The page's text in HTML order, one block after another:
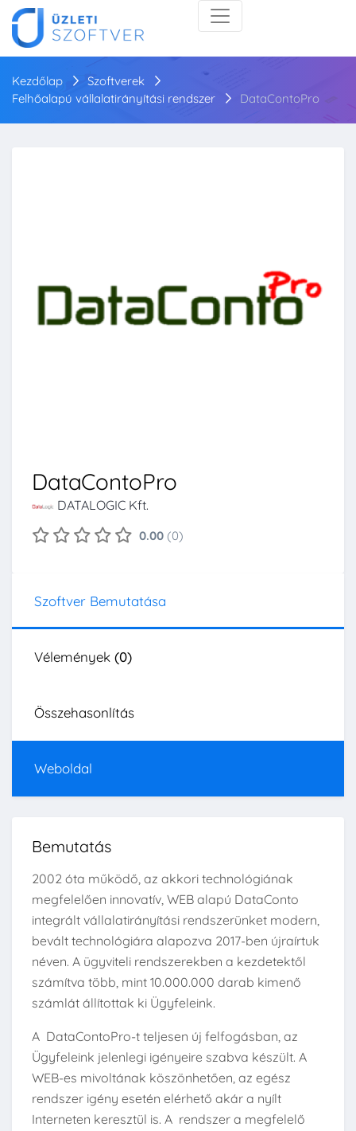
Kezdőlap
Szoftverek
Felhőalapú vállalatirányítási rendszer
DataContoPro
DataContoPro
DATALOGIC Kft.
0.00 (0)
Szoftver Bemutatása
Vélemények (0)
Összehasonlítás
Weboldal
Bemutatás
2002 óta működő, az akkori technológiának
megfelelően innovatív, WEB alapú DataConto
integrált vállalatirányítási rendszerünket modern,
bevált technológiára alapozva 2017-ben újraírtuk
néven. A ügyviteli rendszerekben a kezdetektől
számítva több, mint 10.000.000 darab kimenő
számlát állítottak ki Ügyfeleink.
A DataContoPro-t teljesen új felfogásban, az
Ügyfeleink jelenlegi igényeire szabva készült. A
WEB-es mivoltának köszönhetően, az egész
rendszer igény esetén elérhető akár a nyílt
Interneten keresztül is. A rendszer a megfelelő